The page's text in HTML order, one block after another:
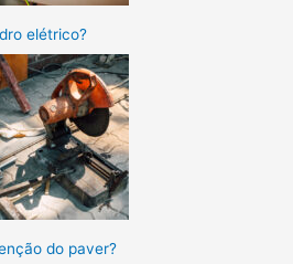
elétrico?
do paver?